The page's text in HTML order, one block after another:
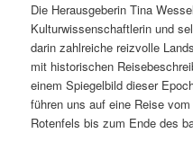
Die Herausgeberin Tina
Kulturwissenschaftlerin und
darin zahlreiche reizvolle
mit historischen
einem Spiegelbild dieser
führen uns auf eine Reise
Rotenfels bis zum Ende des